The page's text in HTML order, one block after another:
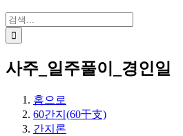
검
색:
사주_일주풀이_경인일
홈으로
60간지(60干支)
간지론